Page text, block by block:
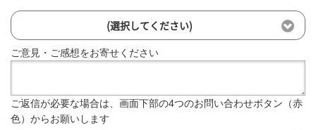
(選択してください)
ご意見・ご感想をお寄せください
ご返信が必要な場合は、画面下部の4つのお問い合わせボタン（赤
色）からお願いします